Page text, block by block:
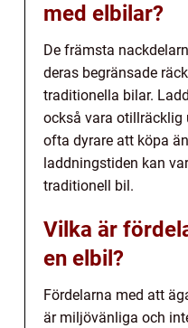
med elbilar?
De främsta
deras begränsade
traditionella bilar.
också vara otillräcklig
ofta dyrare att köpa
laddningstiden kan
traditionell bil.
Vilka är
en elbil?
Fördelarna med att
är miljövänliga och